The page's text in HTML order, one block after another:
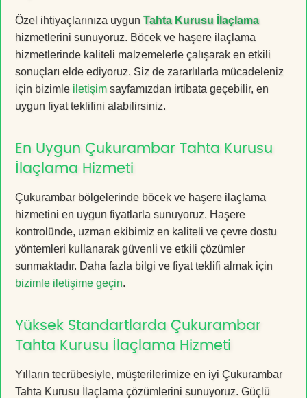
Özel ihtiyaçlarınıza uygun Tahta Kurusu İlaçlama
hizmetlerini sunuyoruz. Böcek ve haşere ilaçlama
hizmetlerinde kaliteli malzemelerle çalışarak en etkili
sonuçları elde ediyoruz. Siz de zararlılarla mücadeleniz
için bizimle iletişim sayfamızdan irtibata geçebilir, en
uygun fiyat teklifini alabilirsiniz.
En Uygun Çukurambar Tahta Kurusu
İlaçlama Hizmeti
Çukurambar bölgelerinde böcek ve haşere ilaçlama
hizmetini en uygun fiyatlarla sunuyoruz. Haşere
kontrolünde, uzman ekibimiz en kaliteli ve çevre dostu
yöntemleri kullanarak güvenli ve etkili çözümler
sunmaktadır. Daha fazla bilgi ve fiyat teklifi almak için
bizimle iletişime geçin.
Yüksek Standartlarda Çukurambar
Tahta Kurusu İlaçlama Hizmeti
Yılların tecrübesiyle, müşterilerimize en iyi Çukurambar
Tahta Kurusu İlaçlama çözümlerini sunuyoruz. Güçlü